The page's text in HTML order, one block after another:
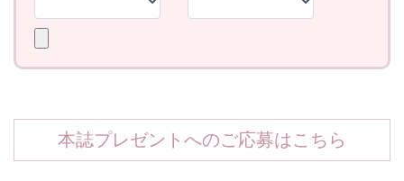
本誌プレゼントへのご応募はこちら